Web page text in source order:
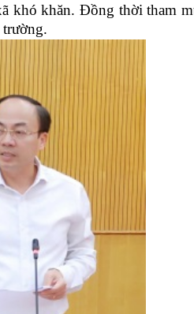
khó khăn. Đồng thời tham
trường.